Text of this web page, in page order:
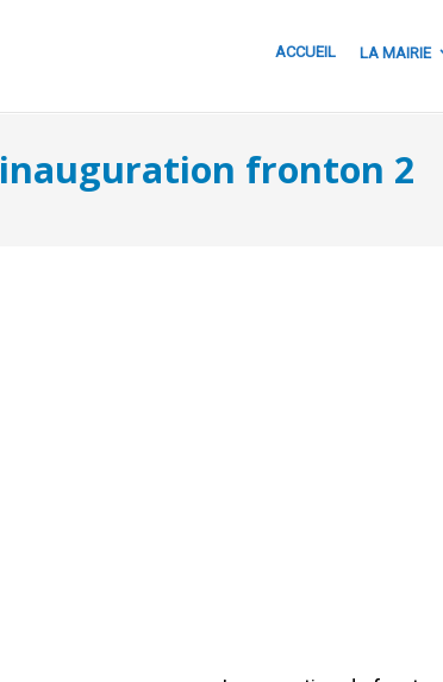
ACCUEIL LA MAIRIE
inauguration fronton 2